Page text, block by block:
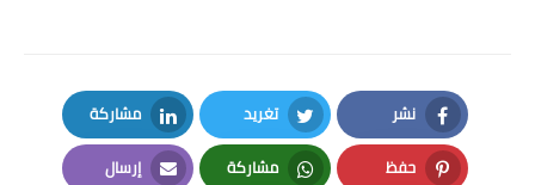
نشر
Facebook
تغريد
Twitter
مشاركة
LinkedIn
حفظ مشاركة إرسال